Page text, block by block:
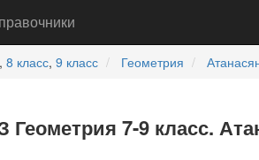
, 8 класс, 9 класс Геометрия
Геометрия 7-9 класс.